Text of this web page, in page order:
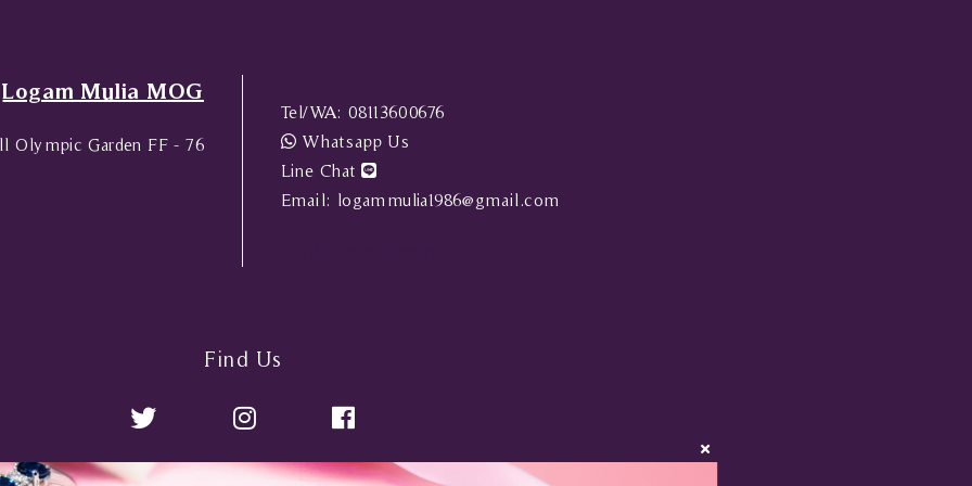
Logam Mulia MOG
Olympic Garden FF - 76
Tel/WA: 08113600676
Whatsapp Us
Line Chat
Email: logammulia1986@gmail.com
Find Us